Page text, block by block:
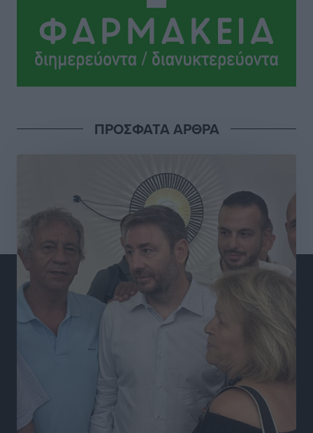
ΠΡΟΣΦΑΤΑ ΑΡΘΡΑ